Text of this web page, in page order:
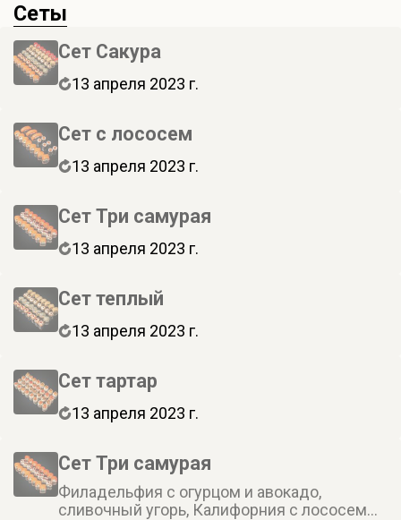
Сеты
Сет Сакура
13 апреля 2023 г.
Сет с лососем
13 апреля 2023 г.
Сет Три самурая
13 апреля 2023 г.
Сет теплый
13 апреля 2023 г.
Сет тартар
13 апреля 2023 г.
Cет Три самурая
Филадельфия с огурцом и авокадо,
сливочный угорь, Калифорния с лососем